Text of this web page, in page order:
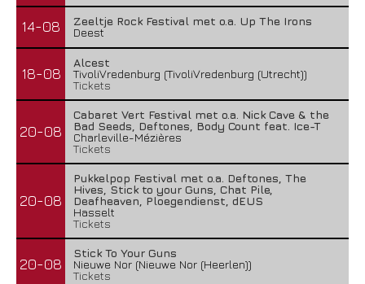
14-08
Zeeltje Rock Festival met o.a. Up The Irons
Deest
18-08
Alcest
TivoliVredenburg (TivoliVredenburg (Utrecht))
Tickets
20-08
Cabaret Vert Festival met o.a. Nick Cave & the
Bad Seeds, Deftones, Body Count feat. Ice-T
Charleville-Mézières
Tickets
20-08
Pukkelpop Festival met o.a. Deftones, The
Hives, Stick to your Guns, Chat Pile,
Deafheaven, Ploegendienst, dEUS
Hasselt
Tickets
20-08
Stick To Your Guns
Nieuwe Nor (Nieuwe Nor (Heerlen))
Tickets